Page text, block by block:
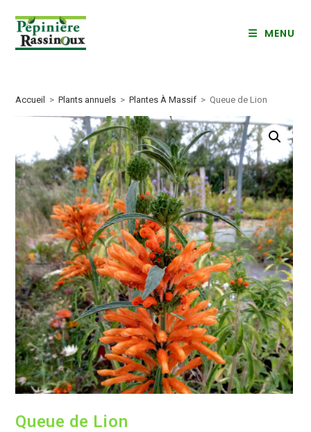
content
MENU
Accueil > Plants annuels > Plantes À Massif > Queue de Lion
Queue de Lion